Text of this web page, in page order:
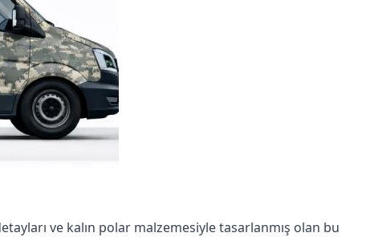
ve kalın polar malzemesiyle tasarlanmış olan bu